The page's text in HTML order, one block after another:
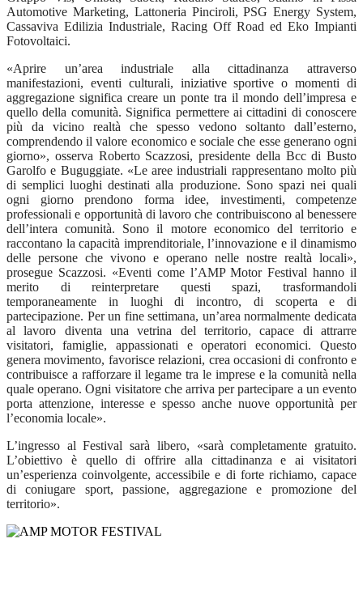
Automotive Marketing, Lattoneria Pinciroli, PSG Energy System,
Cassaviva Edilizia Industriale, Racing Off Road ed Eko Impianti
Fotovoltaici.
«Aprire un’area industriale alla cittadinanza attraverso
manifestazioni, eventi culturali, iniziative sportive o momenti di
aggregazione significa creare un ponte tra il mondo dell’impresa e
quello della comunità. Significa permettere ai cittadini di conoscere
più da vicino realtà che spesso vedono soltanto dall’esterno,
comprendendo il valore economico e sociale che esse generano ogni
giorno», osserva Roberto Scazzosi, presidente della Bcc di Busto
Garolfo e Buguggiate. «Le aree industriali rappresentano molto più
di semplici luoghi destinati alla produzione. Sono spazi nei quali
ogni giorno prendono forma idee, investimenti, competenze
professionali e opportunità di lavoro che contribuiscono al benessere
dell’intera comunità. Sono il motore economico del territorio e
raccontano la capacità imprenditoriale, l’innovazione e il dinamismo
delle persone che vivono e operano nelle nostre realtà locali»,
prosegue Scazzosi. «Eventi come l’AMP Motor Festival hanno il
merito di reinterpretare questi spazi, trasformandoli
temporaneamente in luoghi di incontro, di scoperta e di
partecipazione. Per un fine settimana, un’area normalmente dedicata
al lavoro diventa una vetrina del territorio, capace di attrarre
visitatori, famiglie, appassionati e operatori economici. Questo
genera movimento, favorisce relazioni, crea occasioni di confronto e
contribuisce a rafforzare il legame tra le imprese e la comunità nella
quale operano. Ogni visitatore che arriva per partecipare a un evento
porta attenzione, interesse e spesso anche nuove opportunità per
l’economia locale».
L’ingresso al Festival sarà libero, «sarà completamente gratuito.
L’obiettivo è quello di offrire alla cittadinanza e ai visitatori
un’esperienza coinvolgente, accessibile e di forte richiamo, capace
di coniugare sport, passione, aggregazione e promozione del
territorio».